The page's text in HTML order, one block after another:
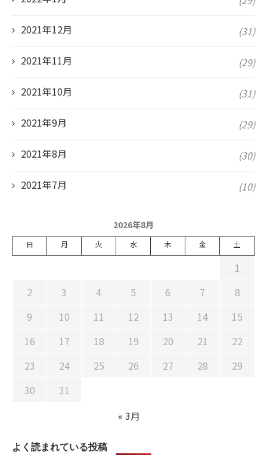
2021年12月 (31)
2021年11月 (29)
2021年10月 (31)
2021年9月 (29)
2021年8月 (30)
2021年7月 (10)
2026年8月
日 月 火 水 木 金 土
1
2
3 4 5 6 7
8
9
10 11 12 13 14
15
16
17 18 19 20 21
22
23
24 25 26 27 28
29
30
31
« 3月
よく読まれている投稿